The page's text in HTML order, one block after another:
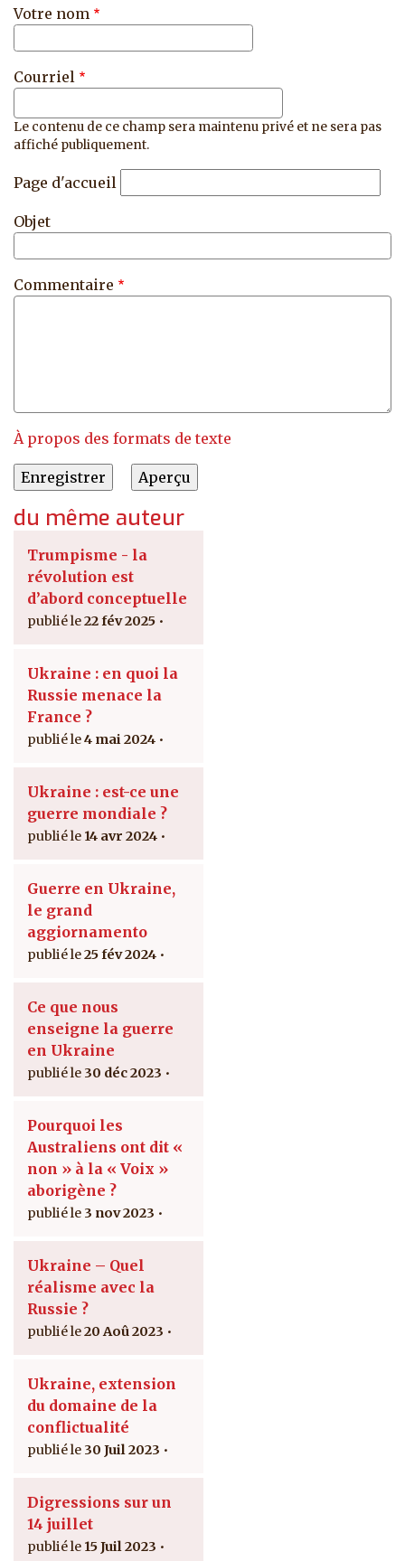
Votre nom
Courriel
Le contenu de ce champ sera maintenu privé et ne sera pas
affiché publiquement.
Page d'accueil
Objet
Commentaire
À propos des formats de texte
du même auteur
Trumpisme - la
révolution est
d’abord conceptuelle
22 fév 2025
Ukraine : en quoi la
Russie menace la
France ?
4 mai 2024
Ukraine : est-ce une
guerre mondiale ?
14 avr 2024
Guerre en Ukraine,
le grand
aggiornamento
25 fév 2024
Ce que nous
enseigne la guerre
en Ukraine
30 déc 2023
Pourquoi les
Australiens ont dit «
non » à la « Voix »
aborigène ?
3 nov 2023
Ukraine – Quel
réalisme avec la
Russie ?
20 Aoû 2023
Ukraine, extension
du domaine de la
conflictualité
30 Juil 2023
Digressions sur un
14 juillet
15 Juil 2023